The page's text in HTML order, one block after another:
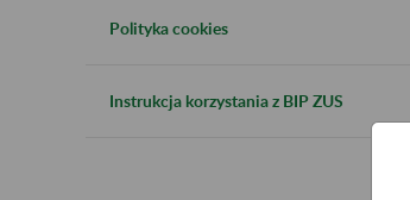
Polityka cookies
Instrukcja korzystania z BIP ZUS